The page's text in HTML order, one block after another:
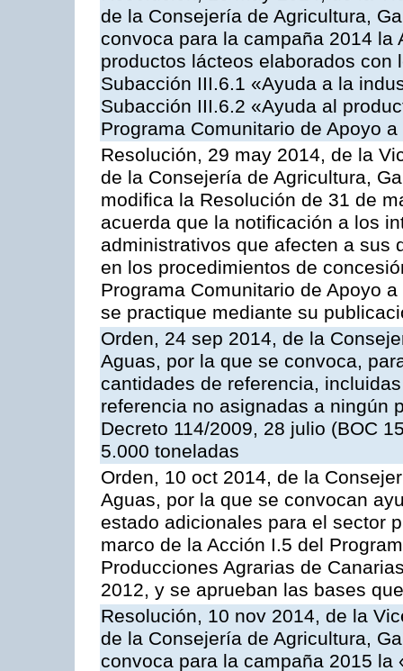
de la Consejería de Agricultura,
convoca para la campaña 2014
productos lácteos elaborados
Subacción III.6.1 «Ayuda a la
Subacción III.6.2 «Ayuda al
Programa Comunitario de Apoyo
Resolución, 29 may 2014, de la
de la Consejería de Agricultura,
modifica la Resolución de 31 de
acuerda que la notificación a los
administrativos que afecten a sus
en los procedimientos de
Programa Comunitario de Apoyo
se practique mediante su
Orden, 24 sep 2014, de la
Aguas, por la que se convoca,
cantidades de referencia,
referencia no asignadas a ningún
Decreto 114/2009, 28 julio (BOC
5.000 toneladas
Orden, 10 oct 2014, de la
Aguas, por la que se convocan
estado adicionales para el sector
marco de la Acción I.5 del
Producciones Agrarias de
2012, y se aprueban las bases
Resolución, 10 nov 2014, de la
de la Consejería de Agricultura,
convoca para la campaña 2015